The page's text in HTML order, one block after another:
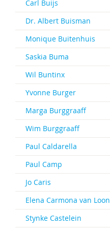
Carl Buijs
Dr. Albert Buisman
Monique Buitenhuis
Saskia Buma
Wil Buntinx
Yvonne Burger
Marga Burggraaff
Wim Burggraaff
Paul Caldarella
Paul Camp
Jo Caris
Elena Carmona van Loon
Stynke Castelein